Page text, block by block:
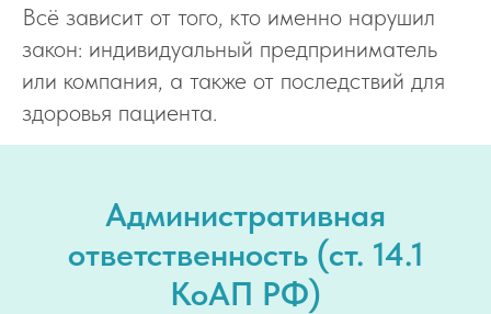
Всё зависит от того, кто именно нарушил
закон: индивидуальный предприниматель
или компания, а также от последствий для
здоровья пациента.
Административная
ответственность (ст. 14.1
КоАП РФ)